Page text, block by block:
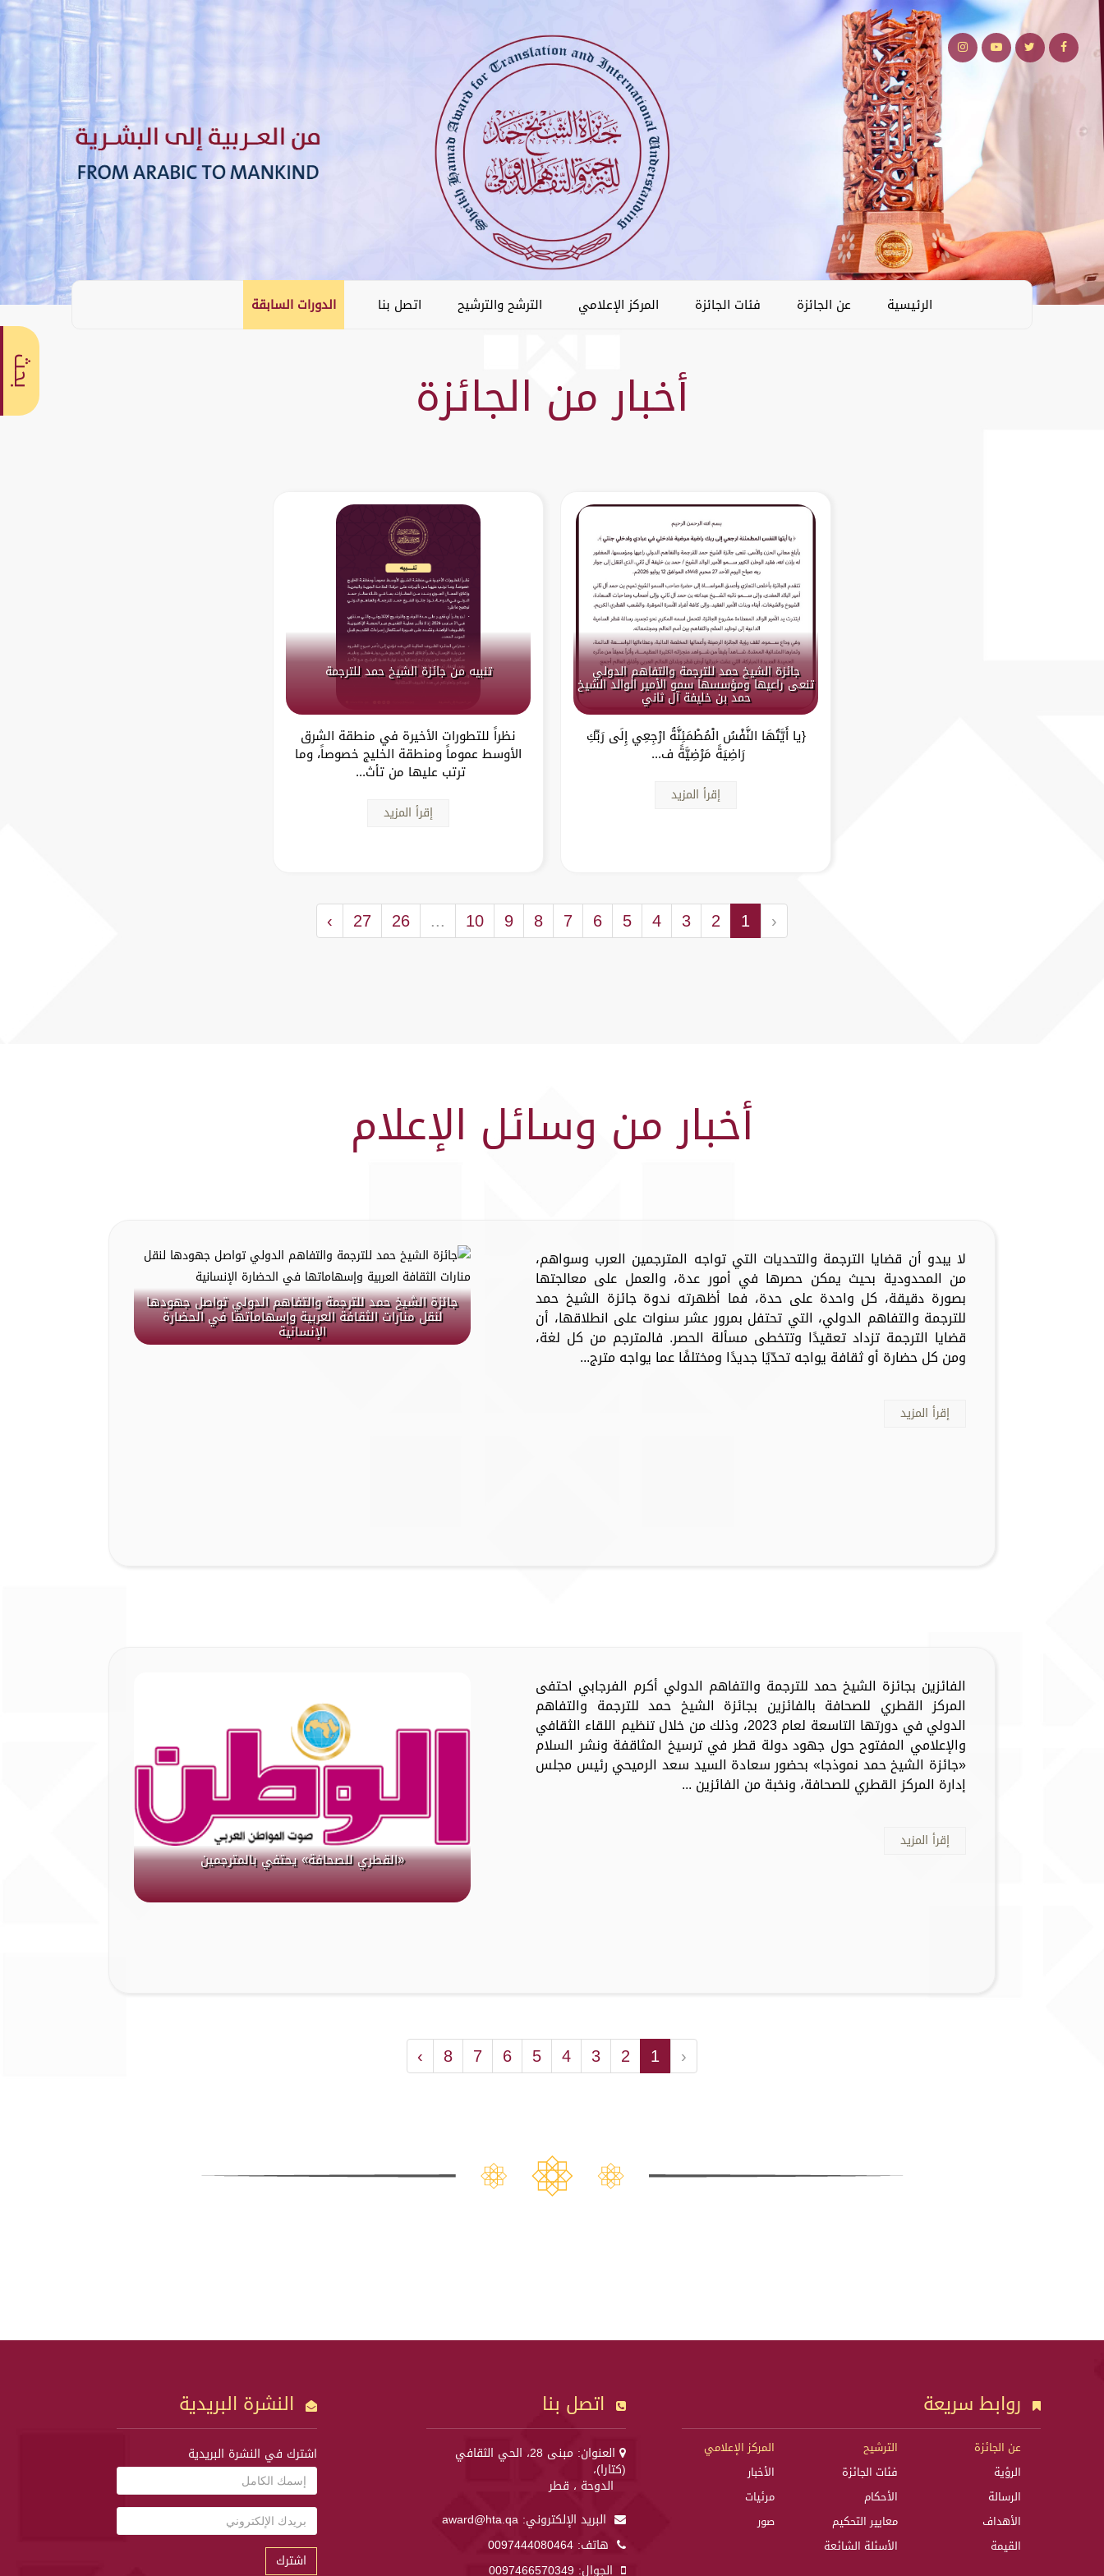
الرئيسية عن الجائزة فئات الجائزة المركز الإعلامي الترشح والترشيح اتصل بنا الدورات السابقة
أخبار من الجائزة
جائزة الشيخ حمد للترجمة والتفاهم الدولي
تنعى راعيها ومؤسسها سمو الأمير الوالد الشيخ
حمد بن خليفة آل ثاني
{يا أَيَّتُهَا النَّفْسُ الْمُطْمَئِنَّةُ ارْجِعِي إِلَى رَبِّكِ
رَاضِيَةً مَرْضِيَّةً ف...
إقرأ المزيد
تنبيه من جائزة الشيخ حمد للترجمة
نظراً للتطورات الأخيرة في منطقة الشرق
الأوسط عموماً ومنطقة الخليج خصوصاً، وما
ترتب عليها من تأث...
إقرأ المزيد
‹
1
2
3
4
5
6
7
8
9
10
...
26
27
›
أخبار من وسائل الإعلام
جائزة الشيخ حمد للترجمة والتفاهم الدولي تواصل جهودها
لنقل منارات الثقافة العربية وإسهاماتها في الحضارة
الإنسانية
لا يبدو أن قضايا الترجمة والتحديات التي تواجه المترجمين العرب وسواهم،
من المحدودية بحيث يمكن حصرها في أمور عدة، والعمل على معالجتها
بصورة دقيقة، كل واحدة على حدة، فما أظهرته ندوة جائزة الشيخ حمد
للترجمة والتفاهم الدولي، التي تحتفل بمرور عشر سنوات على انطلاقها، أن
قضايا الترجمة تزداد تعقيدًا وتتخطى مسألة الحصر. فالمترجم من كل لغة،
ومن كل حضارة أو ثقافة يواجه تحدّيًا جديدًا ومختلفًا عما يواجه مترج...
إقرأ المزيد
«القطري للصحافة» يحتفي بالمترجمين
الفائزين بجائزة الشيخ حمد للترجمة والتفاهم الدولي أكرم الفرجابي احتفى
المركز القطري للصحافة بالفائزين بجائزة الشيخ حمد للترجمة والتفاهم
الدولي في دورتها التاسعة لعام 2023، وذلك من خلال تنظيم اللقاء الثقافي
والإعلامي المفتوح حول جهود دولة قطر في ترسيخ المثاقفة ونشر السلام
«جائزة الشيخ حمد نموذجا» بحضور سعادة السيد سعد الرميحي رئيس مجلس
إدارة المركز القطري للصحافة، ونخبة من الفائزين ...
إقرأ المزيد
‹
1
2
3
4
5
6
7
8
›
بحث
روابط سريعة
عن الجائزة
الرؤية
الرسالة
الأهداف
القيمة
الترشيح
فئات الجائزة
الأحكام
معايير التحكيم
الأسئلة الشائعة
المركز الإعلامي
الأخبار
مرئيات
صور
اتصل بنا
العنوان: مبنى 28، الحي الثقافي
(كتارا)،
الدوحة ، قطر
البريد الإلكتروني: award@hta.qa
هاتف: 0097444080464
الجوال: 0097466570349
النشرة البريدية
اشترك في النشرة البريدية
اشترك